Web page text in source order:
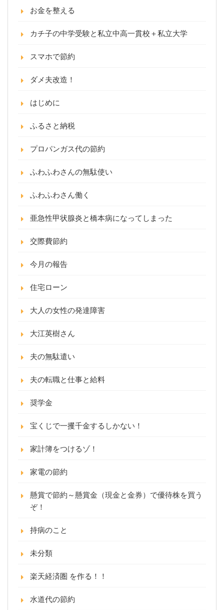
お金を整える
カチ子の中学受験と私立中高一貫校＋私立大学
スマホで節約
ダメ夫改造！
はじめに
ふるさと納税
プロパンガス代の節約
ふわふわさんの無駄使い
ふわふわさん働く
亜急性甲状腺炎と橋本病になってしまった
交際費節約
今月の報告
住宅ローン
大人の女性の発達障害
大江英樹さん
夫の無駄遣い
夫の転職と仕事と給料
奨学金
宝くじで一攫千金するしかない！
家計簿をつけるゾ！
家電の節約
懸賞で節約～懸賞金（現金と金券）で優待株を買う
ぞ！
持病のこと
未分類
楽天経済圏 を作る！！
水道代の節約